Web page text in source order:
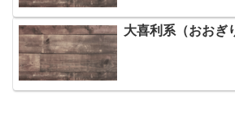
大喜利系（おおぎ